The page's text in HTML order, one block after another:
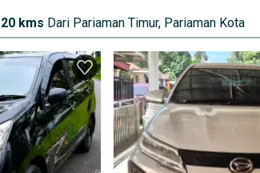
20 kms Dari Pariaman Timur, Pariaman Kota